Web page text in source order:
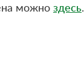
можно здесь.